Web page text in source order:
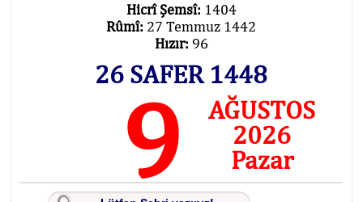
Hicrî Şemsî: 1404
Rûmî: 27 Temmuz 1442
Hızır: 96
26 SAFER 1448
9
AĞUSTOS
2026
Pazar